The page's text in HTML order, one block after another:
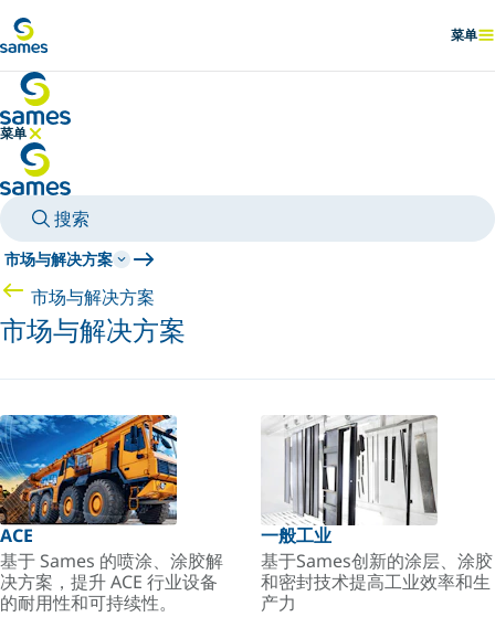
显示
菜单
菜单
隐藏菜单
搜索
市场与解决方案
市场与解决方案
市场与解决方案
ACE
基于 Sames 的喷涂、涂胶解
决方案，提升 ACE 行业设备
的耐用性和可持续性。
一般工业
基于Sames创新的涂层、涂胶
和密封技术提高工业效率和生
产力